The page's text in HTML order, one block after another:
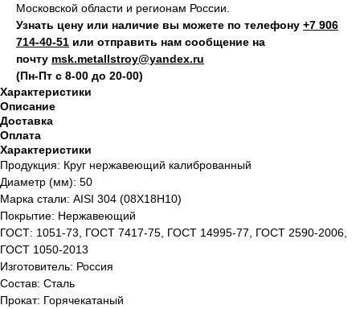
Московской области и регионам России.
Узнать цену или наличие вы можете по телефону +7 906
714‑40-51 или отправить нам сообщение на
почту msk.metallstroy@yandex.ru
(Пн-Пт с 8-00 до 20-00)
Характеристики
Описание
Доставка
Оплата
Характеристики
Продукция: Круг нержавеющий калиброванный
Диаметр (мм): 50
Марка стали: AISI 304 (08Х18Н10)
Покрытие: Нержавеющий
ГОСТ: 1051-73, ГОСТ 7417-75, ГОСТ 14995-77, ГОСТ 2590-2006,
ГОСТ 1050-2013
Изготовитель: Россия
Состав: Сталь
Прокат: Горячекатаный